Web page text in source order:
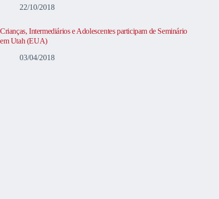
22/10/2018
Crianças, Intermediários e Adolescentes participam de Seminário
em Utah (EUA)
03/04/2018